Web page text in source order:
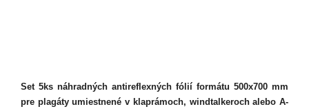
Set 5ks náhradných antireflexných fólií formátu 500x700 mm
pre plagáty umiestnené v klaprámoch, windtalkeroch alebo A-